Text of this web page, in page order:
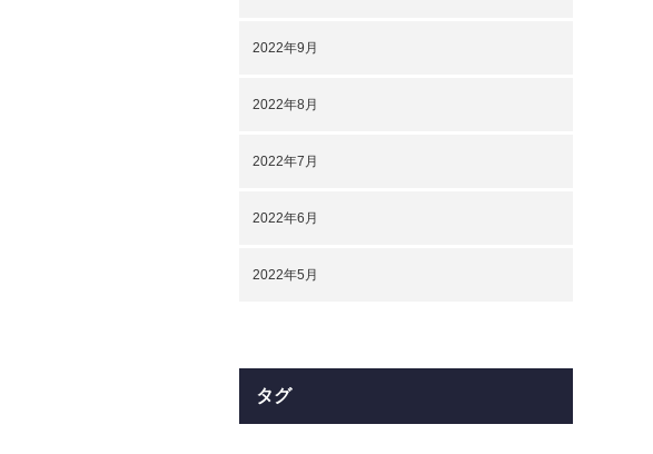
2022年9月
2022年8月
2022年7月
2022年6月
2022年5月
タグ